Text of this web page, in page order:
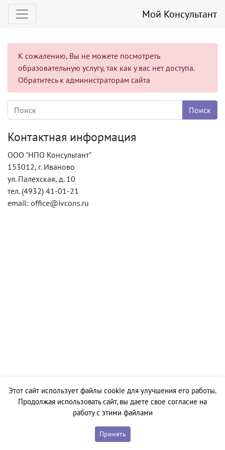
Мой Консультант
К сожалению, Вы не можете посмотреть
образовательную услугу, так как у вас нет доступа.
Обратитесь к администраторам сайта
Контактная информация
ООО "НПО Консультант"
153012, г. Иваново
ул. Палехская, д. 10
тел. (4932) 41-01-21
email: office@ivcons.ru
Этот сайт использует файлы cookie для улучшения его работы.
Продолжая использовать сайт, вы даете свое согласие на
работу с этими файлами
Принять